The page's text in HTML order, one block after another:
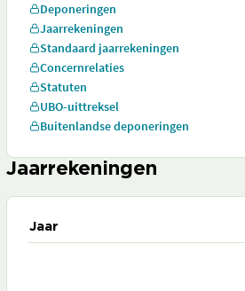
Deponeringen
Jaarrekeningen
Standaard jaarrekeningen
Concernrelaties
Statuten
UBO-uittreksel
Buitenlandse deponeringen
Jaarrekeningen
Jaar